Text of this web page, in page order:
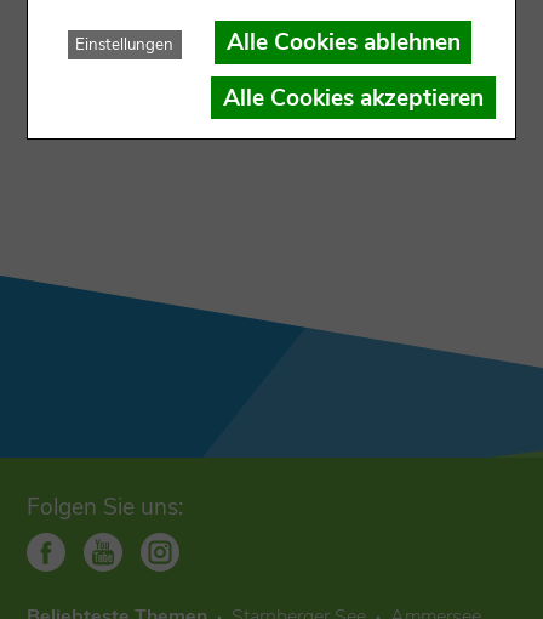
Die Veranstaltung ist bereits abgelaufen
Der Datensatz ist dem Ausgabekanal nicht
Folgen Sie uns:
Einstellungen
Alle Cookies ablehnen
Alle Cookies akzeptieren